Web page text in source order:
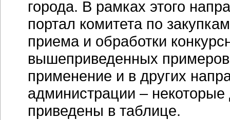
города. В рамках этого
портал комитета по
приема и обработки
вышеприведенных
применение и в других
администрации –
приведены в таблице.